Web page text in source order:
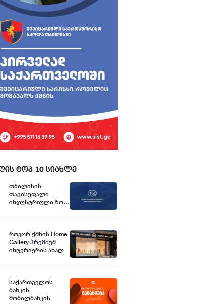
ტოპ 10 სიახლე
თბილისის
თავისუფალი
ინდუსტრიული ზონა
ავრცელებს
როგორ ქმნის Home
Gallery პრემიუმ
ინტერიერის ახალ
საქართველოში
საქართველოს
ბანკის
მობილბანკის